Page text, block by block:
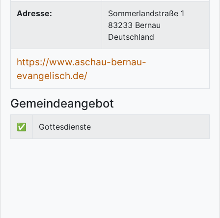
Adresse:
Sommerlandstraße 1
83233 Bernau
Deutschland
https://www.aschau-bernau-
evangelisch.de/
Gemeindeangebot
✅ Gottesdienste